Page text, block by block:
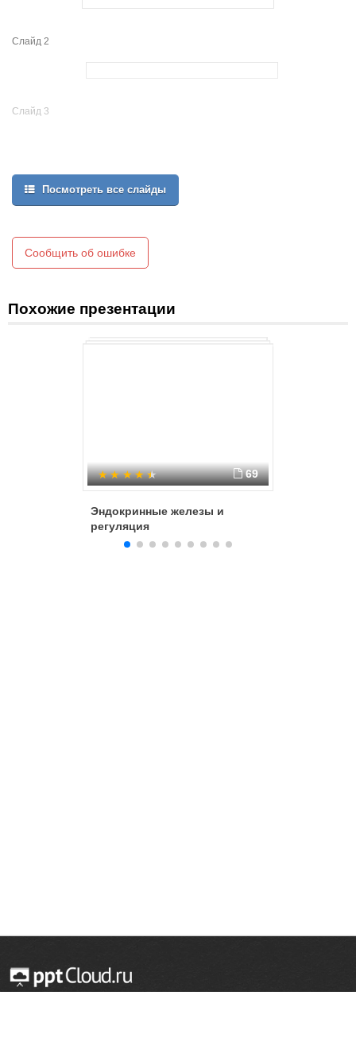
Слайд 2
Слайд 3
Посмотреть все слайды
Сообщить об ошибке
Похожие презентации
69
Эндокринные железы и
регуляция